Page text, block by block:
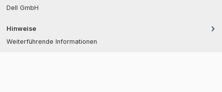
Dell GmbH
Hinweise
Weiterführende Informationen